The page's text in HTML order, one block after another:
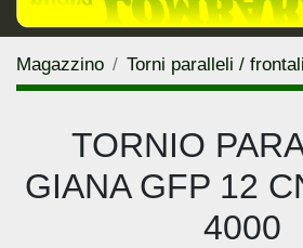
Magazzino Torni paralleli / frontali
TORNIO
GIANA GFP 12
4000